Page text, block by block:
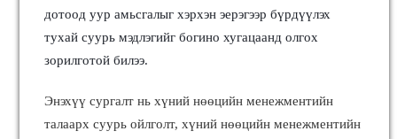
дотоод уур амьсгалыг хэрхэн эерэгээр бүрдүүлэх
тухай суурь мэдлэгийг богино хугацаанд олгох
зорилготой билээ.
Энэхүү сургалт нь хүний нөөцийн менежментийн
талаарх суурь ойлголт, хүний нөөцийн менежментийн